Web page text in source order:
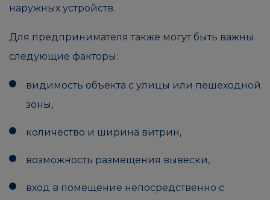
наружных устройств.
Для предпринимателя также могут быть важны
следующие факторы:
видимость объекта с улицы или пешеходной
зоны,
количество и ширина витрин,
возможность размещения вывески,
вход в помещение непосредственно с